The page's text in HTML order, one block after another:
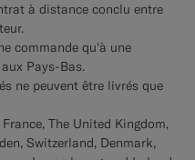
à distance conclu entre
commande qu'à une
Pays-Bas.
ne peuvent être livrés que
The United Kingdom,
Switzerland, Denmark,